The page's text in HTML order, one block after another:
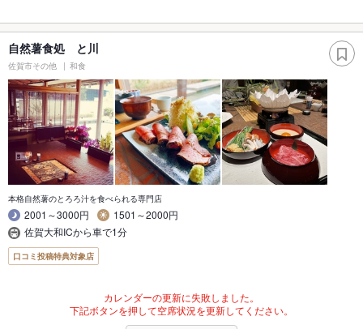
自然薯食処 と川
佐賀市その他 和食
本格自然薯のとろろ汁を食べられる専門店
2001～3000円
1501～2000円
佐賀大和ICから車で1分
口コミ投稿特典対象店
カレンダーの更新に失敗しました。
下記ボタンを押して空席状況を更新してください。